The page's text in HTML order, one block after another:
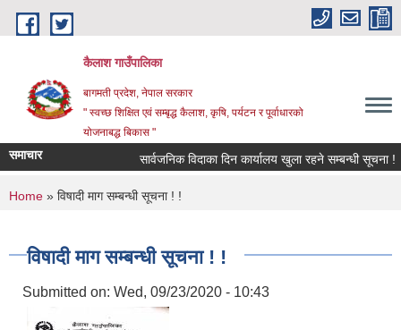
Skip to main content
कैलाश गाउँपालिका
बागमती प्रदेश, नेपाल सरकार
" स्वच्छ शिक्षित एवं सम्बृद्ध कैलाश, कृषि, पर्यटन र पूर्वाधारको
योजनाबद्ध बिकास "
समाचार सार्वजनिक विदाका दिन कार्यालय खुला रहने सम्बन्धी सूचना !
You are here
Home » विषादी माग सम्बन्धी सूचना ! !
विषादी माग सम्बन्धी सूचना ! !
Submitted on: Wed, 09/23/2020 - 10:43